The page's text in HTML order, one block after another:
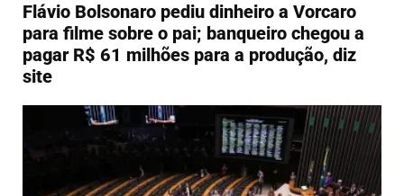
Flávio Bolsonaro pediu dinheiro a Vorcaro
para filme sobre o pai; banqueiro chegou a
pagar R$ 61 milhões para a produção, diz
site